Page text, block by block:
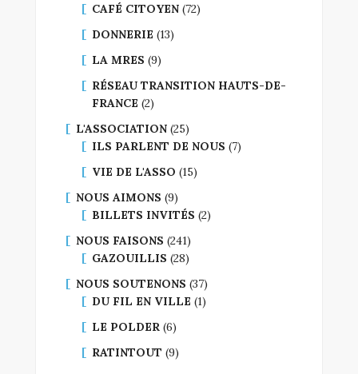
CAFÉ CITOYEN (72)
DONNERIE (13)
LA MRES (9)
RÉSEAU TRANSITION HAUTS-DE-
FRANCE (2)
L'ASSOCIATION (25)
ILS PARLENT DE NOUS (7)
VIE DE L'ASSO (15)
NOUS AIMONS (9)
BILLETS INVITÉS (2)
NOUS FAISONS (241)
GAZOUILLIS (28)
NOUS SOUTENONS (37)
DU FIL EN VILLE (1)
LE POLDER (6)
RATINTOUT (9)